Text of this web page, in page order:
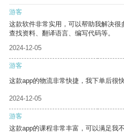
游客
这款软件非常实用，可以帮助我解决
查找资料、翻译语言、编写代码等。
2024-12-05
游客
这款app的物流非常快捷，我下单后很
2024-12-05
游客
这款app的课程非常丰富，可以满足我